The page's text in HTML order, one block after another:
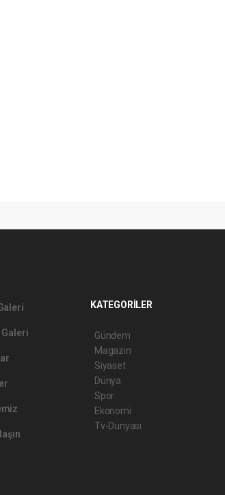
KATEGORİLER
Gündem
Magazin
Siyaset
Dünya
Spor
Ekonomi
Tv-Dünyası